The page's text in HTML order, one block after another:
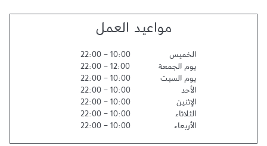
مواعيد العمل
الخميس 10:00
-
22:00
يوم الجمعة
12:00
-
22:00
يوم السبت
10:00
-
22:00
الأحد
10:00
-
22:00
الإثنين
10:00
-
22:00
الثلاثاء
10:00
-
22:00
الأربعاء
10:00
-
22:00